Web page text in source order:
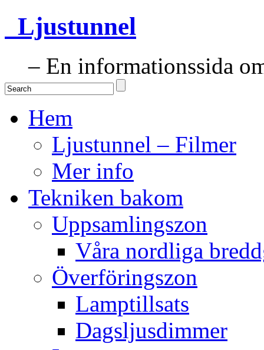
Ljustunnel
– En informationssida
Hem
Ljustunnel – Filmer
Mer info
Tekniken bakom
Uppsamlingszon
Våra nordliga
Överföringszon
Lamptillsats
Dagsljusdimmer